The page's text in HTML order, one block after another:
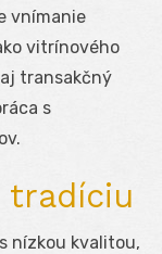
vnímanie
vitrínového
transakčný
s
tradíciu
nízkou kvalitou,